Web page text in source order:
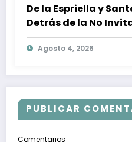
De la Espriella y
Detrás de la No
Posesión
Agosto 4, 2026
PUBLICAR
Comentarios